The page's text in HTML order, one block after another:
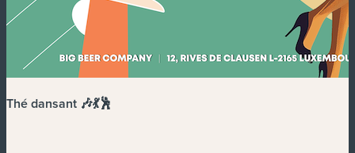
Thé dansant 🎶💃🕺